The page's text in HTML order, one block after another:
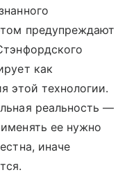
предупреждают
как
этой технологии.
реальность —
ее нужно
иначе